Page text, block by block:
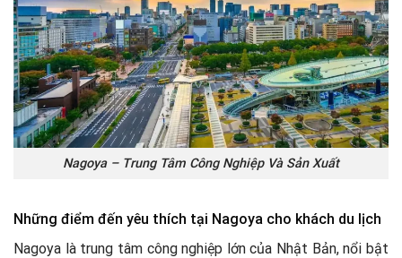
Nagoya – Trung Tâm Công Nghiệp Và Sản Xuất
Những điểm đến yêu thích tại Nagoya cho khách du lịch
Nagoya là trung tâm công nghiệp lớn của Nhật Bản, nổi bật